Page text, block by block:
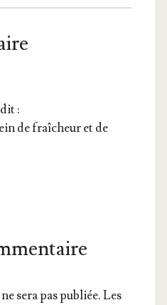
:
de fraî­cheur et de
sera pas publiée.Les